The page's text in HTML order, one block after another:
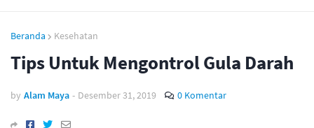
Beranda Kesehatan
Tips Untuk Mengontrol Gula Darah
by Alam Maya - Desember 31, 2019 0 Komentar